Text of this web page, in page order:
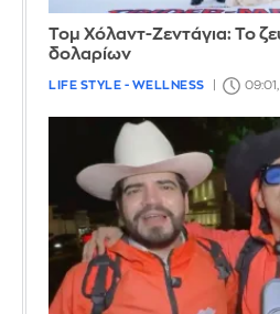
Τομ Χόλαντ-Ζεντάγια: Το
δολαρίων
LIFE STYLE - WELLNESS